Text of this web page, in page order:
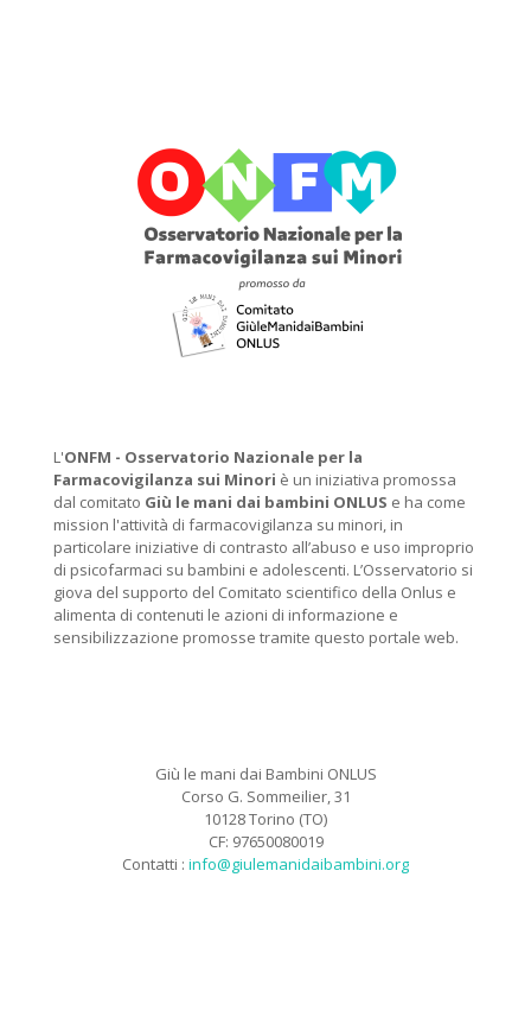
L'ONFM - Osservatorio Nazionale per la
Farmacovigilanza sui Minori è un iniziativa promossa
dal comitato Giù le mani dai bambini ONLUS e ha come
mission l'attività di farmacovigilanza su minori, in
particolare iniziative di contrasto all’abuso e uso improprio
di psicofarmaci su bambini e adolescenti. L’Osservatorio si
giova del supporto del Comitato scientifico della Onlus e
alimenta di contenuti le azioni di informazione e
sensibilizzazione promosse tramite questo portale web.
Giù le mani dai Bambini ONLUS
Corso G. Sommeilier, 31
10128 Torino (TO)
CF: 97650080019
Contatti : info@giulemanidaibambini.org